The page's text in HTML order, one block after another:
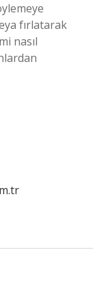
fırlatarak
nasıl